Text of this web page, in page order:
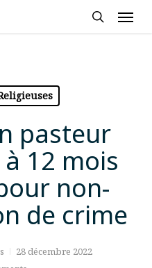
pasteur
12 mois
non-
de crime
28 décembre 2022